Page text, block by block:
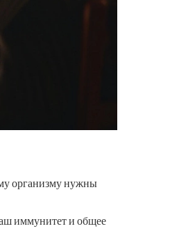
организму нужны
иммунитет и общее